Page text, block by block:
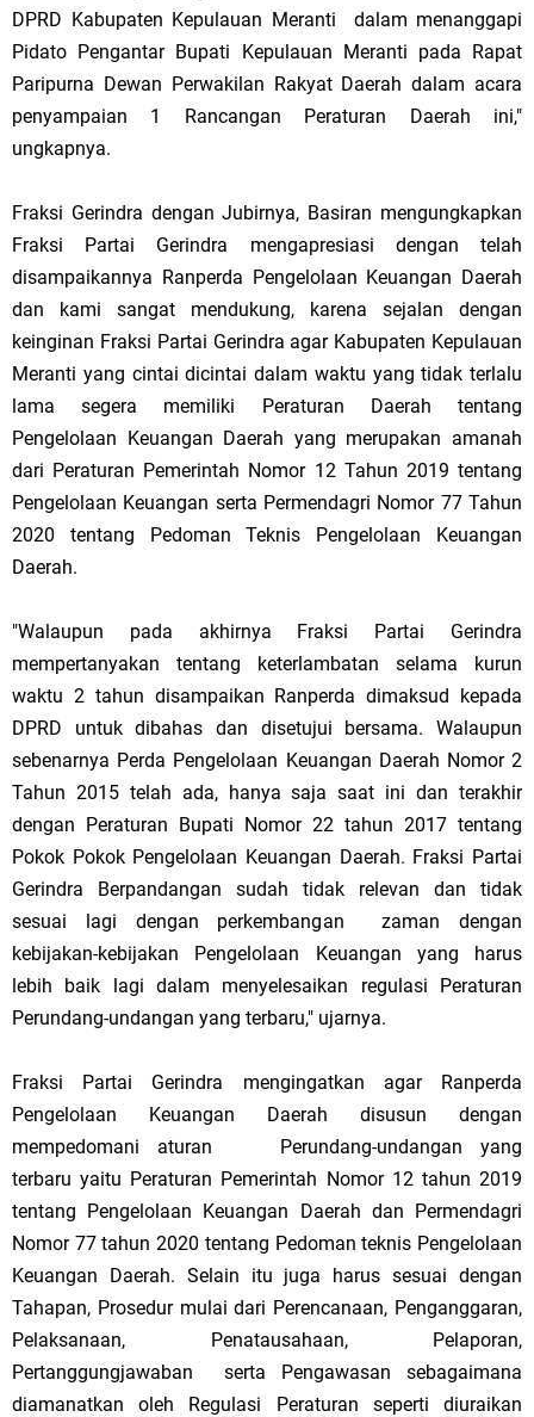
DPRD Kabupaten Kepulauan Meranti dalam menanggapi
Pidato Pengantar Bupati Kepulauan Meranti pada Rapat
Paripurna Dewan Perwakilan Rakyat Daerah dalam acara
penyampaian 1 Rancangan Peraturan Daerah ini,"
ungkapnya.
Fraksi Gerindra dengan Jubirnya, Basiran mengungkapkan
Fraksi Partai Gerindra mengapresiasi dengan telah
disampaikannya Ranperda Pengelolaan Keuangan Daerah
dan kami sangat mendukung, karena sejalan dengan
keinginan Fraksi Partai Gerindra agar Kabupaten Kepulauan
Meranti yang cintai dicintai dalam waktu yang tidak terlalu
lama segera memiliki Peraturan Daerah tentang
Pengelolaan Keuangan Daerah yang merupakan amanah
dari Peraturan Pemerintah Nomor 12 Tahun 2019 tentang
Pengelolaan Keuangan serta Permendagri Nomor 77 Tahun
2020 tentang Pedoman Teknis Pengelolaan Keuangan
Daerah.
"Walaupun pada akhirnya Fraksi Partai Gerindra
mempertanyakan tentang keterlambatan selama kurun
waktu 2 tahun disampaikan Ranperda dimaksud kepada
DPRD untuk dibahas dan disetujui bersama. Walaupun
sebenarnya Perda Pengelolaan Keuangan Daerah Nomor 2
Tahun 2015 telah ada, hanya saja saat ini dan terakhir
dengan Peraturan Bupati Nomor 22 tahun 2017 tentang
Pokok Pokok Pengelolaan Keuangan Daerah. Fraksi Partai
Gerindra Berpandangan sudah tidak relevan dan tidak
sesuai lagi dengan perkembangan zaman dengan
kebijakan-kebijakan Pengelolaan Keuangan yang harus
lebih baik lagi dalam menyelesaikan regulasi Peraturan
Perundang-undangan yang terbaru," ujarnya.
Fraksi Partai Gerindra mengingatkan agar Ranperda
Pengelolaan Keuangan Daerah disusun dengan
mempedomani aturan
Perundang-undangan yang
terbaru yaitu Peraturan Pemerintah Nomor 12 tahun 2019
tentang Pengelolaan Keuangan Daerah dan Permendagri
Nomor 77 tahun 2020 tentang Pedoman teknis Pengelolaan
Keuangan Daerah. Selain itu juga harus sesuai dengan
Tahapan, Prosedur mulai dari Perencanaan, Penganggaran,
Pelaksanaan, Penatausahaan, Pelaporan,
Pertanggungjawaban serta Pengawasan sebagaimana
diamanatkan oleh Regulasi Peraturan seperti diuraikan